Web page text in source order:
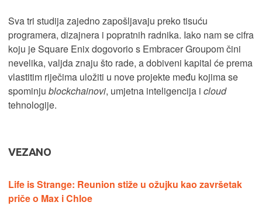
Sva tri studija zajedno zapošljavaju preko tisuću
programera, dizajnera i popratnih radnika. Iako nam se cifra
koju je Square Enix dogovorio s Embracer Groupom čini
nevelika, valjda znaju što rade, a dobiveni kapital će prema
vlastitim riječima uložiti u nove projekte među kojima se
spominju blockchainovi, umjetna inteligencija i cloud
tehnologije.
VEZANO
Life is Strange: Reunion stiže u ožujku kao završetak
priče o Max i Chloe